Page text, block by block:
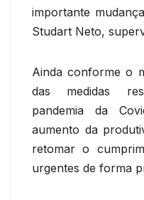
importante
Studart Neto,
Ainda conforme o
das medidas
pandemia da
aumento da
retomar o
urgentes de forma